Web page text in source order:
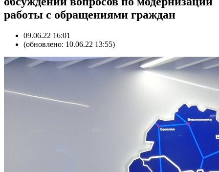
работы с обращениями граждан
09.06.22 16:01
(обновлено: 10.06.22 13:55)